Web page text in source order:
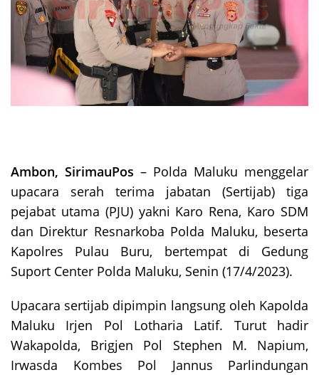
Ambon, SirimauPos – Polda Maluku menggelar
upacara serah terima jabatan (Sertijab) tiga
pejabat utama (PJU) yakni Karo Rena, Karo SDM
dan Direktur Resnarkoba Polda Maluku, beserta
Kapolres Pulau Buru, bertempat di Gedung
Suport Center Polda Maluku, Senin (17/4/2023).
Upacara sertijab dipimpin langsung oleh Kapolda
Maluku Irjen Pol Lotharia Latif. Turut hadir
Wakapolda, Brigjen Pol Stephen M. Napium,
Irwasda Kombes Pol Jannus Parlindungan